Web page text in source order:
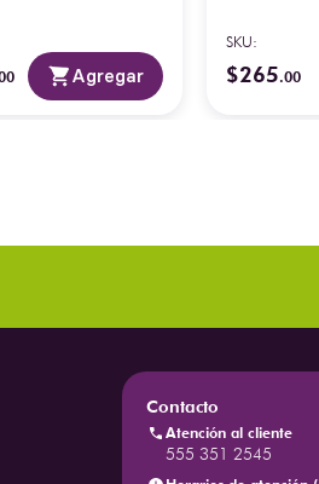
Agregar
SKU:
$265.00
Contacto
Atención al cliente
555 351 2545